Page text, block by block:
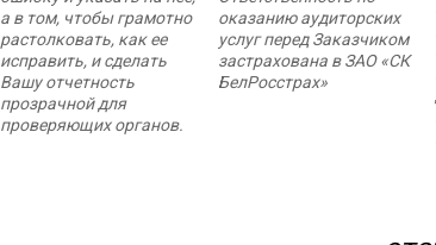
а в том, чтобы грамотно
растолковать, как ее
исправить, и сделать
Вашу отчетность
прозрачной для
проверяющих органов.
оказанию аудиторских
услуг перед Заказчиком
застрахована в ЗАО «СК
БелРосстрах»